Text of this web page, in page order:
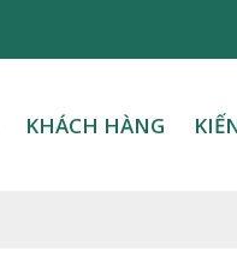
KHÁCH HÀNG